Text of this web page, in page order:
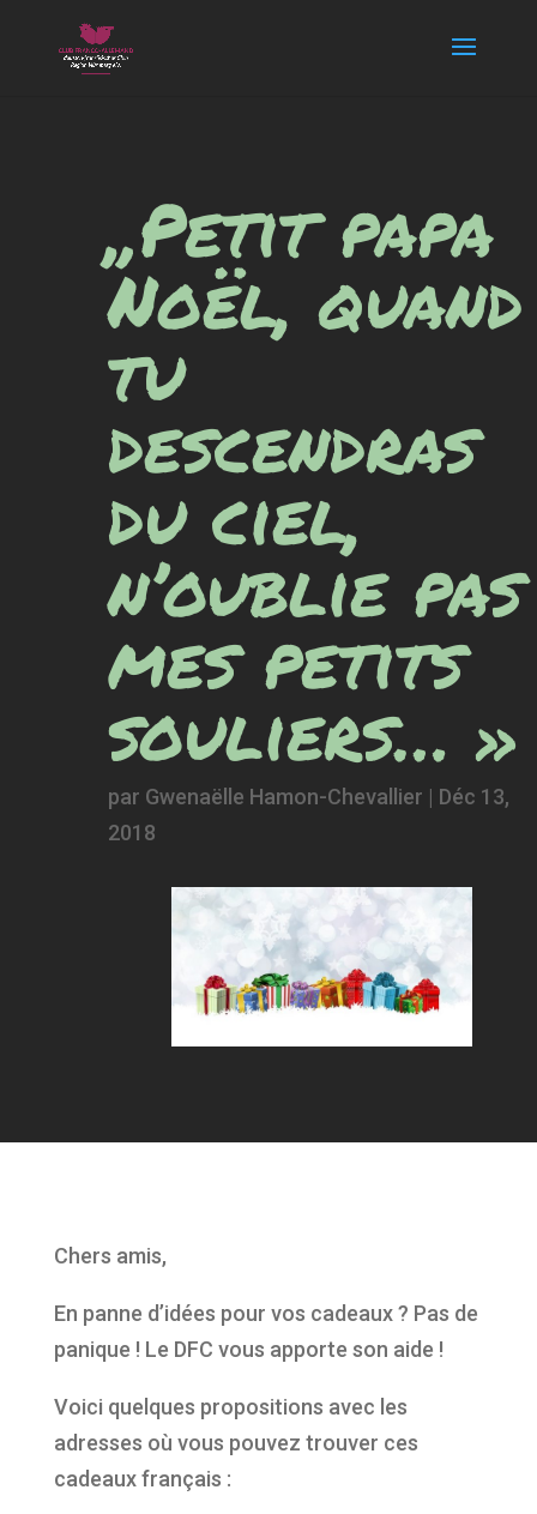
„Petit papa
Noël, quand
tu
descendras
du ciel,
n’oublie pas
mes petits
souliers… »
par Gwenaëlle Hamon-Chevallier | Déc 13,
2018
Chers amis,
En panne d’idées pour vos cadeaux ? Pas de
panique ! Le DFC vous apporte son aide !
Voici quelques propositions avec les
adresses où vous pouvez trouver ces
cadeaux français :